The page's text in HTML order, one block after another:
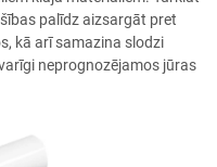
palīdz aizsargāt pret
kā arī samazina slodzi
neprognozējamos jūras